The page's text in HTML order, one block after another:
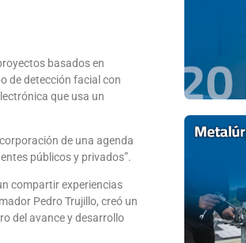
basados en
de detección facial con
que usa un
de una agenda
públicos y privados”.
compartir experiencias
Pedro Trujillo, creó un
del avance y desarrollo